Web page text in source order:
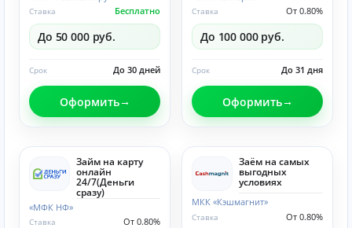
Бесплатно
Ставка
До 50 000 руб.
До 30 дней
Срок
Оформить
От 0.80%
Ставка
До 100 000 руб.
До 31 дня
Срок
Оформить
Займ на карту
онлайн
24/7(Деньги
сразу)
«МФК НФ»
От 0.80%
Ставка
Заём на самых
выгодных
условиях
МКК «Кэшмагнит»
От 0.80%
Ставка